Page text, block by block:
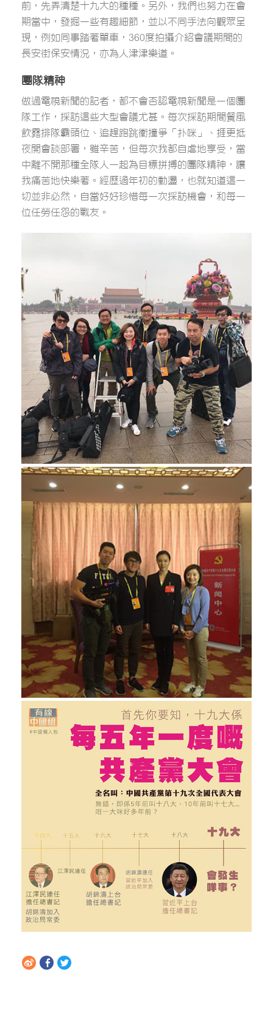
前，先弄清楚十九大的種種。另外，我們也努力在會
期當中，發掘一些有趣細節，並以不同手法向觀眾呈
現，例如同事踏著單車，360度拍攝介紹會議期間的
長安街保安情況，亦為人津津樂道。
團隊精神
做過電視新聞的記者，都不會否認電視新聞是一個團
隊工作，採訪這些大型會議尤甚。每次採訪期間餐風
飲露排隊霸頭位、追趕跑跳衝撞爭「扑咪」、捱更抵
夜開會談部署，雖辛苦，但每次我都自虐地享受，當
中離不開那種全隊人一起為目標拼搏的團隊精神，讓
我痛苦地快樂著。經歷過年初的動盪，也就知道這一
切並非必然，自當好好珍惜每一次採訪機會，和每一
位任勞任怨的戰友。